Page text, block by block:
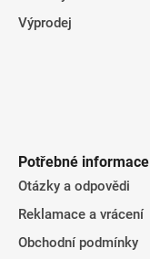
Výprodej
Potřebné informace
Otázky a odpovědi
Reklamace a vrácení
Obchodní podmínky